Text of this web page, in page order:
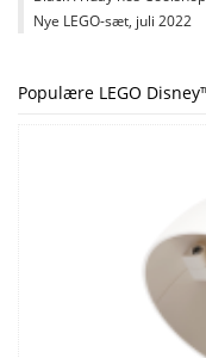
Nye LEGO-sæt, juli 2022
Populære LEGO